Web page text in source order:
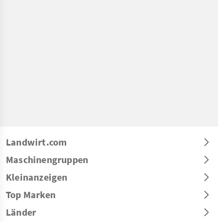
Landwirt.com
Maschinengruppen
Kleinanzeigen
Top Marken
Länder